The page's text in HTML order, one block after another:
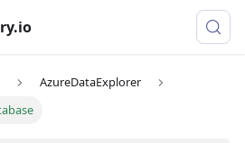
AzureDataExplorer